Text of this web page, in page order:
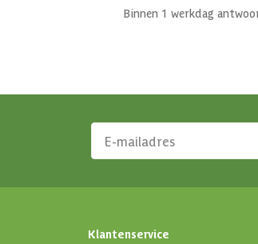
Binnen 1 werkdag
Klantenservice